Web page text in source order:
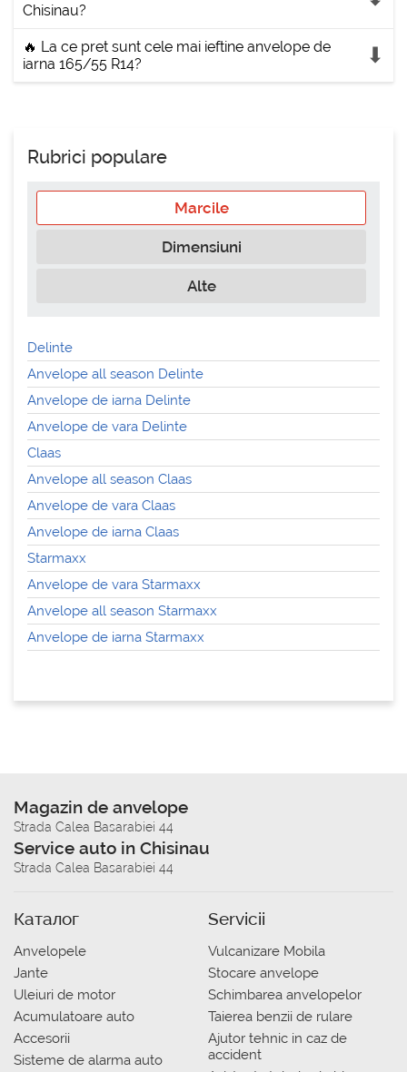
Chisinau?
🔥 La ce pret sunt cele mai ieftine anvelope de
iarna 165/55 R14?
Rubrici populare
Marcile
Dimensiuni
Alte
Delinte
Anvelope all season Delinte
Anvelope de iarna Delinte
Anvelope de vara Delinte
Claas
Anvelope all season Claas
Anvelope de vara Claas
Anvelope de iarna Claas
Starmaxx
Anvelope de vara Starmaxx
Anvelope all season Starmaxx
Anvelope de iarna Starmaxx
Magazin de anvelope
Strada Calea Basarabiei 44
Service auto in Chisinau
Strada Calea Basarabiei 44
Каталог
Anvelopele
Jante
Uleiuri de motor
Acumulatoare auto
Accesorii
Sisteme de alarma auto
Servicii
Vulcanizare Mobila
Stocare anvelope
Schimbarea anvelopelor
Taierea benzii de rulare
Ajutor tehnic in caz de
accident